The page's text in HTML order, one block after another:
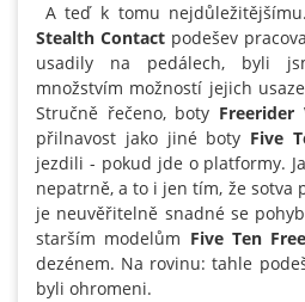
A teď k tomu
Stealth Contact podešev
usadily na pedálech, byli
množstvím možností jejich
Stručně řečeno, boty Freerider
přilnavost jako jiné boty Five
jezdili - pokud jde o platformy.
nepatrně, a to i jen tím, že sotva
je neuvěřitelně snadné se
starším modelům Five Ten
dezénem. Na rovinu: tahle
byli ohromeni.